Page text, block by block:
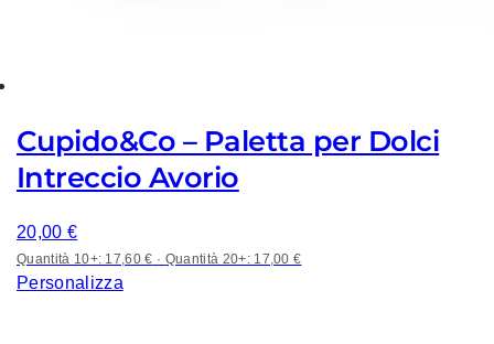
Cupido&Co – Paletta per Dolci
Intreccio Avorio
20,00 €
Quantità 10+: 17,60 € · Quantità 20+: 17,00 €
Personalizza